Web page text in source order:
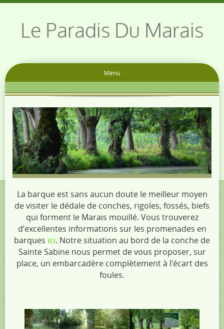
Le Paradis Du Marais
Menu
La barque est sans aucun doute le meilleur moyen
de visiter le dédale de conches, rigoles, fossés, biefs
qui forment le Marais mouillé. Vous trouverez
d’excellentes informations sur les promenades en
barques ici. Notre situation au bord de la conche de
Sainte Sabine nous permet de vous proposer, sur
place, un embarcadère complètement à l’écart des
foules.